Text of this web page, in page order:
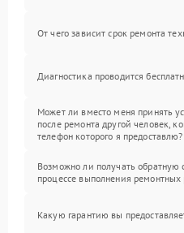
От чего зависит срок ремонта
Диагностика проводится
Может ли вместо меня принять
после ремонта другой человек,
телефон которого я предоставлю?
Возможно ли получать обратную
процессе выполнения ремонтных
Какую гарантию вы